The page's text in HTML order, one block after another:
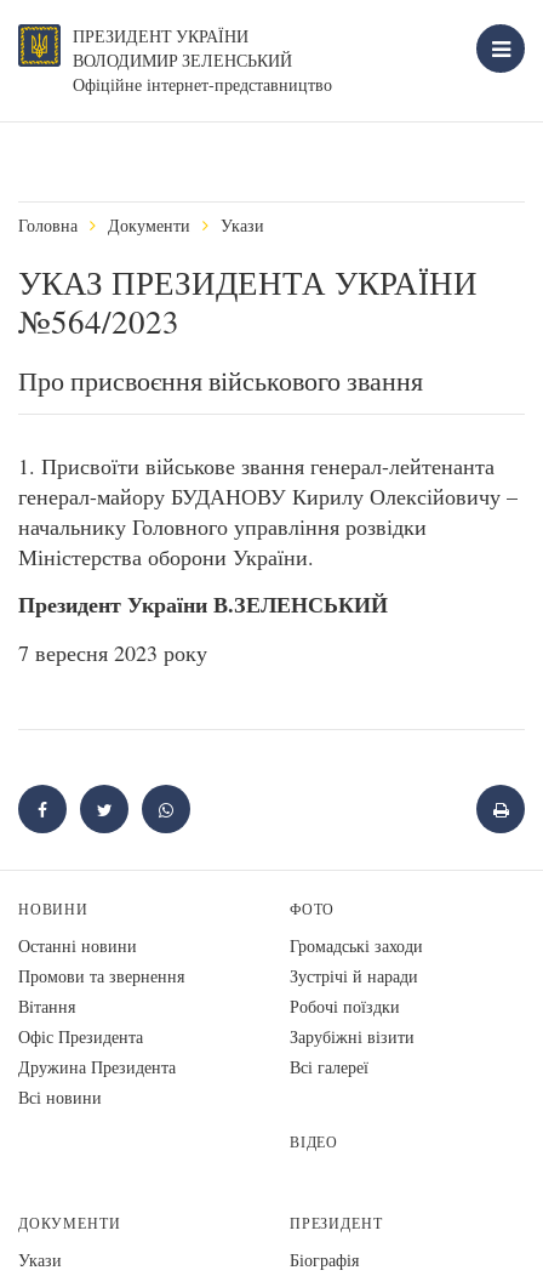
ПРЕЗИДЕНТ УКРАЇНИ
ВОЛОДИМИР ЗЕЛЕНСЬКИЙ
Офіційне інтернет-представництво
Головна Документи Укази
УКАЗ ПРЕЗИДЕНТА УКРАЇНИ
№564/2023
Про присвоєння військового звання
1. Присвоїти військове звання генерал-лейтенанта
генерал-майору БУДАНОВУ Кирилу Олексійовичу –
начальнику Головного управління розвідки
Міністерства оборони України.
Президент України В.ЗЕЛЕНСЬКИЙ
7 вересня 2023 року
НОВИНИ
Останні новини
Промови та звернення
Вiтання
Офіс Президента
Дружина Президента
Всі новини
ФОТО
Громадські заходи
Зустрічі й наради
Робочі поїздки
Зарубіжні візити
Всі галереї
ВІДЕО
ДОКУМЕНТИ
Укази
ПРЕЗИДЕНТ
Біографія